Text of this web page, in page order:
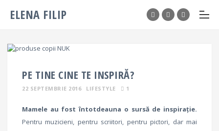
ELENA FILIP
PE TINE CINE TE INSPIRĂ?
22 SEPTEMBRIE 2016 LIFESTYLE 1
Mamele au fost întotdeauna o sursă de inspirație.
Pentru muzicieni, pentru scriitori, pentru pictori, dar mai